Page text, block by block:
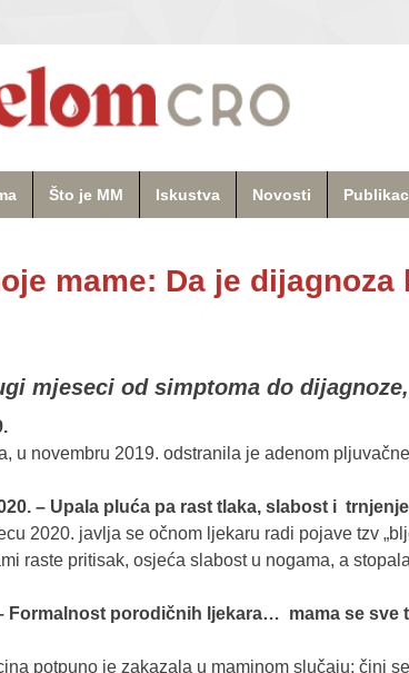
Što je MM Iskustva Novosti
mame: Da je
mjeseci od simptoma do
u novembru 2019. odstranila je adenom
– Upala pluća pa rast tlaka, slabost i
2020. javlja se očnom ljekaru radi pojave tzv
raste pritisak, osjeća slabost u nogama, a
Formalnost porodičnih ljekara… mama se sve
potpuno je zakazala u maminom slučaju; čini